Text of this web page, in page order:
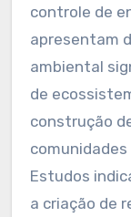
controle de
apresentam
ambiental
de
construção
Estudos
a criação de